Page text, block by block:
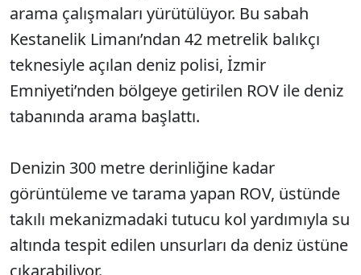
arama çalışmaları yürütülüyor. Bu sabah
Kestanelik Limanı’ndan 42 metrelik balıkçı
teknesiyle açılan deniz polisi, İzmir
Emniyeti’nden bölgeye getirilen ROV ile deniz
tabanında arama başlattı.
Denizin 300 metre derinliğine kadar
görüntüleme ve tarama yapan ROV, üstünde
takılı mekanizmadaki tutucu kol yardımıyla su
altında tespit edilen unsurları da deniz üstüne